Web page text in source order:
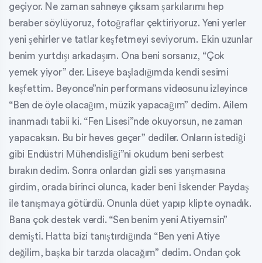
geçiyor. Ne zaman sahneye çıksam şarkılarımı hep
beraber söylüyoruz, fotoğraflar çektiriyoruz. Yeni yerler
yeni şehirler ve tatlar keşfetmeyi seviyorum. Ekin uzunlar
benim yurtdışı arkadaşım. Ona beni sorsanız, “Çok
yemek yiyor” der. Liseye başladığımda kendi sesimi
keşfettim. Beyonce”nin performans videosunu izleyince
“Ben de öyle olacağım, müzik yapacağım” dedim. Ailem
inanmadı tabii ki. “Fen Lisesi”nde okuyorsun, ne zaman
yapacaksın. Bu bir heves geçer” dediler. Onların istediği
gibi Endüstri Mühendisliği”ni okudum beni serbest
bırakın dedim. Sonra onlardan gizli ses yarışmasına
girdim, orada birinci olunca, kader beni İskender Paydaş
ile tanışmaya götürdü. Onunla düet yapıp klipte oynadık.
Bana çok destek verdi. “Sen benim yeni Atiyemsin”
demişti. Hatta bizi tanıştırdığında “Ben yeni Atiye
değilim, başka bir tarzda olacağım” dedim. Ondan çok